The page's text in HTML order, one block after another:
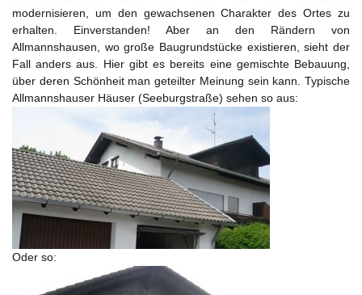
modernisieren, um den gewachsenen Charakter des Ortes zu
erhalten. Einverstanden! Aber an den Rändern von
Allmannshausen, wo große Baugrundstücke existieren, sieht der
Fall anders aus. Hier gibt es bereits eine gemischte Bebauung,
über deren Schönheit man geteilter Meinung sein kann. Typische
Allmannshauser Häuser (Seeburgstraße) sehen so aus:
Oder so: